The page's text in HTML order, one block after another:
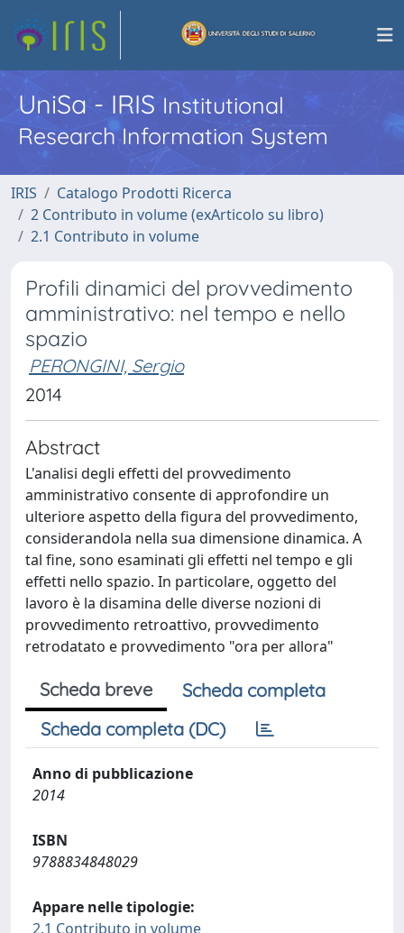
UniSa - IRISInstitutional
Research Information System
IRIS
Catalogo Prodotti Ricerca
2 Contributo in volume (exArticolo su libro)
2.1 Contributo in volume
Profili dinamici del provvedimento
amministrativo: nel tempo e nello
spazio
PERONGINI, Sergio
2014
Abstract
L'analisi degli effetti del provvedimento
amministrativo consente di approfondire un
ulteriore aspetto della figura del provvedimento,
considerandola nella sua dimensione dinamica. A
tal fine, sono esaminati gli effetti nel tempo e gli
effetti nello spazio. In particolare, oggetto del
lavoro è la disamina delle diverse nozioni di
provvedimento retroattivo, provvedimento
retrodatato e provvedimento "ora per allora"
Scheda breve
Scheda completa
Scheda completa (DC)
Anno di pubblicazione
2014
ISBN
9788834848029
Appare nelle tipologie:
2.1 Contributo in volume